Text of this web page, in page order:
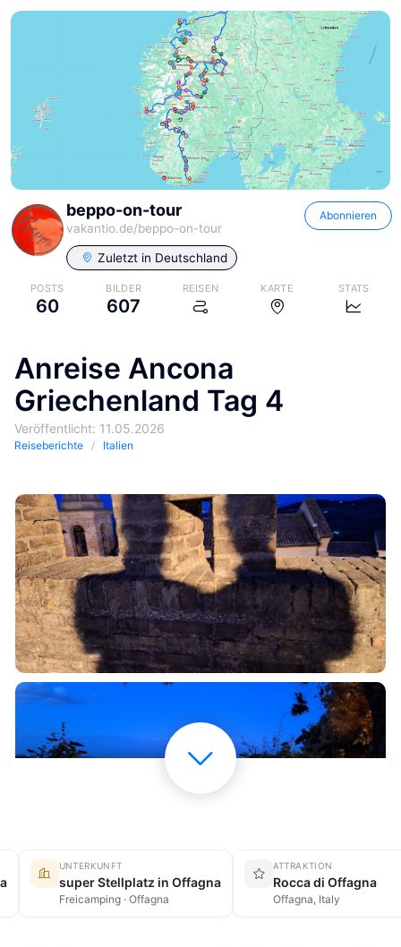
beppo-on-tour
vakantio.de/beppo-on-tour
Abonnieren
Zuletzt in Deutschland
POSTS
60
BILDER
607
REISEN KARTE STATS
Anreise Ancona
Griechenland Tag 4
Veröffentlicht: 11.05.2026
Reiseberichte Italien
UNTERKUNFT
super Stellplatz in Offagna
Frei­camping · Offagna
ATTRAKTION
Rocca di Offagna
Offagna, Italy